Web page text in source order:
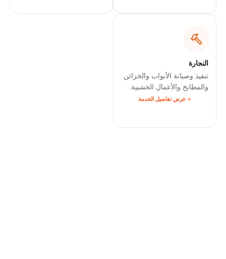
النجارة
تنفيذ وصيانة الأبواب والخزائن
والمطابخ والأعمال الخشبية.
عرض تفاصيل الخدمة